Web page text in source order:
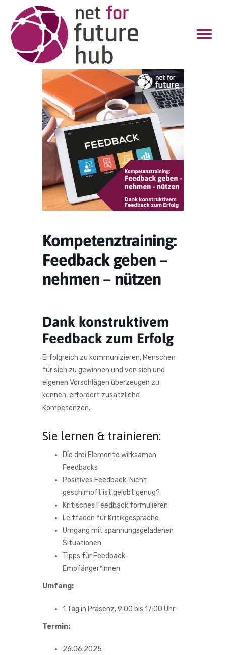
Kompetenztraining:
Feedback geben –
nehmen – nützen
Dank konstruktivem
Feedback zum Erfolg
Erfolgreich zu kommunizieren, Menschen
für sich zu gewinnen und von sich und
eigenen Vorschlägen überzeugen zu
können, erfordert zusätzliche
Kompetenzen.
Sie lernen & trainieren:
Die drei Elemente wirksamen
Feedbacks
Positives Feedback: Nicht
geschimpft ist gelobt genug?
Kritisches Feedback formulieren
Leitfaden für Kritikgespräche
Umgang mit spannungsgeladenen
Situationen
Tipps für Feedback-
Empfänger*innen
Umfang:
1 Tag in Präsenz, 9:00 bis 17:00 Uhr
Termin:
26.06.2025